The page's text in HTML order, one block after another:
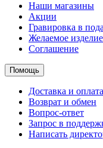
Наши магазины
Акции
Гравировка в
Желаемое
Соглашение
Помощь
Доставка и оплата
Возврат и обмен
Вопрос-ответ
Запрос в
Написать